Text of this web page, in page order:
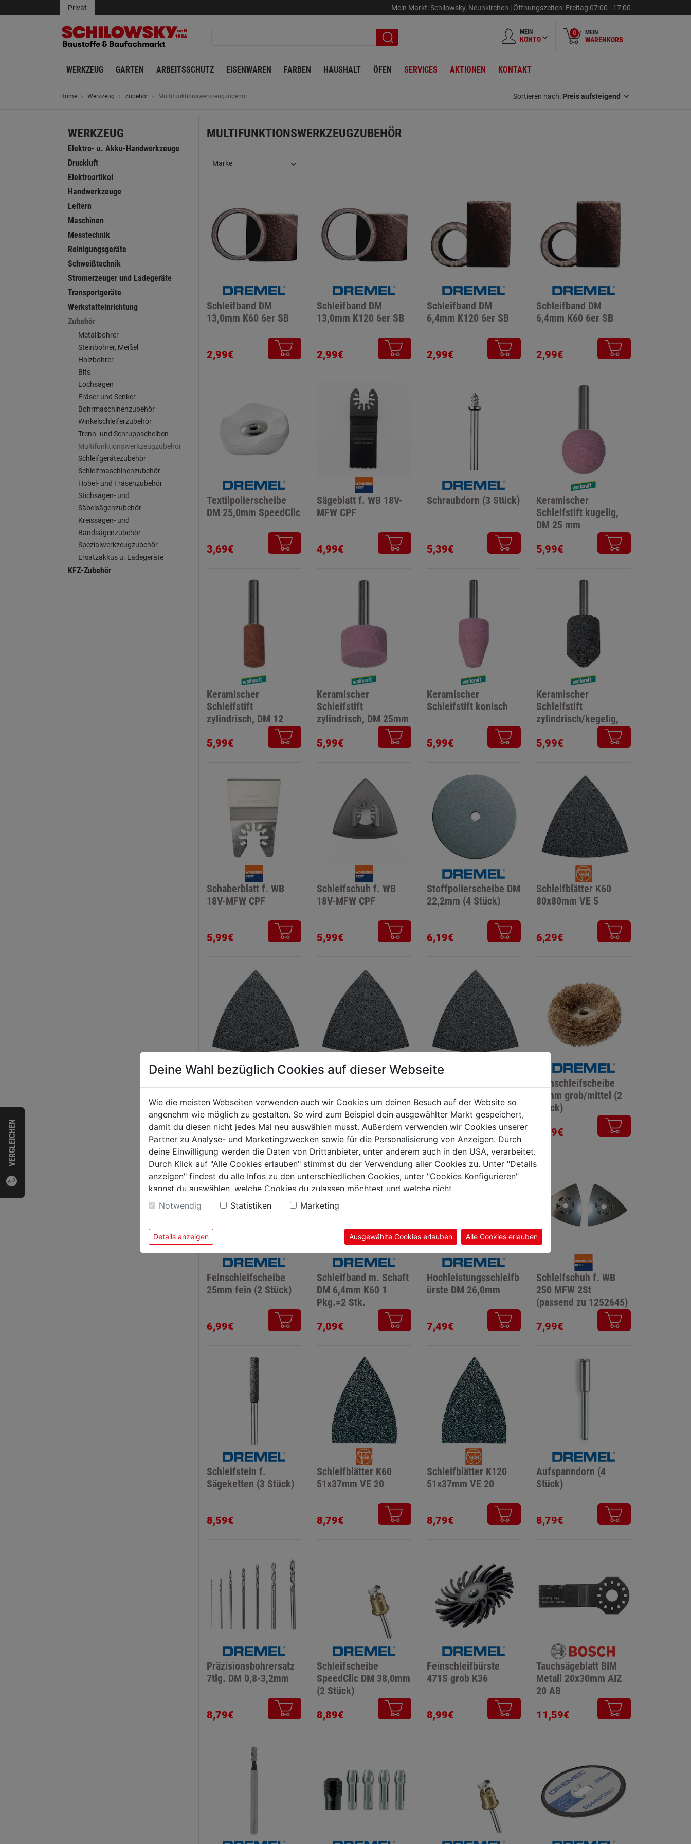
VERGLEICHEN
Privat Mein Markt:Schilowsky, Neunkirchen | Öffnungszeiten: Freitag 07:00 - 17:00
MEIN
KONTO
0 MEIN
WARENKORB
WERKZEUG GARTEN ARBEITSSCHUTZ EISENWAREN FARBEN HAUSHALT ÖFEN SERVICES AKTIONEN KONTAKT
Home Werkzeug Zubehör Multifunktionswerkzeugzubehör Sortieren nach: Preis aufsteigend
WERKZEUG
Elektro- u. Akku-Handwerkzeuge
Druckluft
Elektroartikel
Handwerkzeuge
Leitern
Maschinen
Messtechnik
Reinigungsgeräte
Schweißtechnik
Stromerzeuger und Ladegeräte
Transportgeräte
Werkstatteinrichtung
Zubehör
Metallbohrer
Steinbohrer, Meißel
Holzbohrer
Bits
Lochsägen
Fräser und Senker
Bohrmaschinenzubehör
Winkelschleiferzubehör
Trenn- und Schruppscheiben
Multifunktionswerkzeugzubehör
Schleifgerätezubehör
Schleifmaschinenzubehör
Hobel- und Fräsenzubehör
Stichsägen- und
Säbelsägenzubehör
Kreissägen- und
Bandsägenzubehör
Spezialwerkzeugzubehör
Ersatzakkus u. Ladegeräte
KFZ-Zubehör
MULTIFUNKTIONSWERKZEUGZUBEHÖR
Marke
Schleifband DM
13,0mm K60 6er SB
2,99€
Schleifband DM
13,0mm K120 6er SB
2,99€
Schleifband DM
6,4mm K120 6er SB
2,99€
Schleifband DM
6,4mm K60 6er SB
2,99€
Textilpolierscheibe
DM 25,0mm SpeedClic
3,69€
Sägeblatt f. WB 18V-
MFW CPF
4,99€
Schraubdorn (3 Stück)
5,39€
Keramischer
Schleifstift kugelig,
DM 25 mm
5,99€
Keramischer
Schleifstift
zylindrisch, DM 12
5,99€
Keramischer
Schleifstift
zylindrisch, DM 25mm
5,99€
Keramischer
Schleifstift konisch
5,99€
Keramischer
Schleifstift
zylindrisch/kegelig,
5,99€
Schaberblatt f. WB
18V-MFW CPF
5,99€
Schleifschuh f. WB
18V-MFW CPF
5,99€
Stoffpolierscheibe DM
22,2mm (4 Stück)
6,19€
Schleifblätter K60
80x80mm VE 5
6,29€
6,29€ 6,29€ 6,29€
Feinschleifscheibe
25mm grob/mittel (2
Stück)
6,99€
Feinschleifscheibe
25mm fein (2 Stück)
6,99€
Schleifband m. Schaft
DM 6,4mm K60 1
Pkg.=2 Stk.
7,09€
Hochleistungsschleifb
ürste DM 26,0mm
7,49€
Schleifschuh f. WB
250 MFW 2St
(passend zu 1252645)
7,99€
Schleifstein f.
Sägeketten (3 Stück)
8,59€
Schleifblätter K60
51x37mm VE 20
8,79€
Schleifblätter K120
51x37mm VE 20
8,79€
Aufspanndorn (4
Stück)
8,79€
Präzisionsbohrersatz
7tlg. DM 0,8-3,2mm
8,79€
Schleifscheibe
SpeedClic DM 38,0mm
(2 Stück)
8,89€
Feinschleifbürste
471S grob K36
8,99€
Tauchsägeblatt BIM
Metall 20x30mm AIZ
20 AB
11,59€
Deine Wahl bezüglich Cookies auf dieser Webseite
Wie die meisten Webseiten verwenden auch wir Cookies um deinen Besuch auf der Website so
angenehm wie möglich zu gestalten. So wird zum Beispiel dein ausgewählter Markt gespeichert,
damit du diesen nicht jedes Mal neu auswählen musst. Außerdem verwenden wir Cookies unserer
Partner zu Analyse- und Marketingzwecken sowie für die Personalisierung von Anzeigen. Durch
deine Einwilligung werden die Daten von Drittanbieter, unter anderem auch in den USA, verarbeitet.
Durch Klick auf "Alle Cookies erlauben" stimmst du der Verwendung aller Cookies zu. Unter "Details
anzeigen" findest du alle Infos zu den unterschiedlichen Cookies, unter "Cookies Konfigurieren"
kannst du auswählen, welche Cookies du zulassen möchtest und welche nicht.
Weitere Informationen findest du in unserer
Datenschutzerklärung
Notwendig Statistiken Marketing
Details anzeigen Ausgewählte Cookies erlauben Alle Cookies erlauben